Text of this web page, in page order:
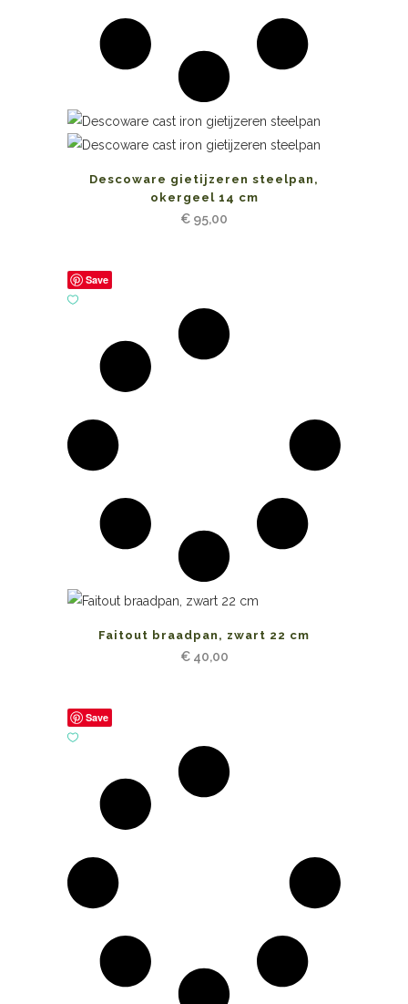
Descoware gietijzeren steelpan,
okergeel 14 cm
€ 95,00
Save
Faitout braadpan, zwart 22 cm
€40,00
Save